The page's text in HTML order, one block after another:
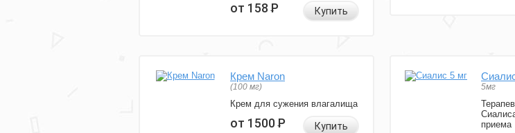
от 158Р Купить
Крем Naron
(100 мг)
Крем для сужения влагалища
от 1500Р Купить
5мг
приема